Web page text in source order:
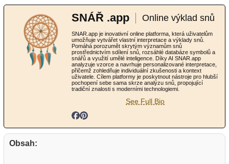
SNÁŘ .app Online výklad snů
SNAR.app je inovativní online platforma, která uživatelům
umožňuje vytvářet vlastní interpretace a výklady snů.
Pomáhá porozumět skrytým významům snů
prostřednictvím sdílení snů, rozsáhlé databáze symbolů a
snářů a využití umělé inteligence. Díky AI SNAR.app
analyzuje vzorce a navrhuje personalizované interpretace,
přičemž zohledňuje individuální zkušenosti a kontext
uživatele. Cílem platformy je poskytnout nástroje pro hlubší
pochopení sebe sama skrze analýzu snů, propojující
tradiční znalosti s moderními technologiemi.
See Full Bio
Obsah: